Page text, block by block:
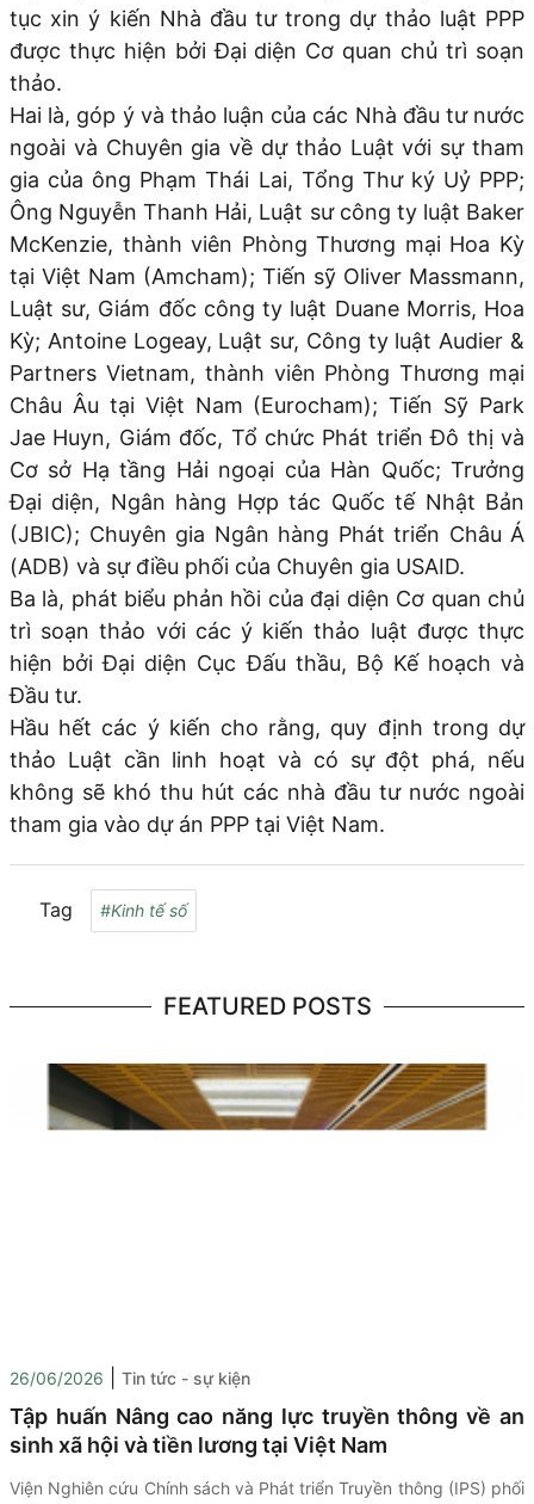
tục xin ý kiến Nhà đầu tư trong dự thảo luật PPP
được thực hiện bởi Đại diện Cơ quan chủ trì soạn
thảo.
Hai là, góp ý và thảo luận của các Nhà đầu tư nước
ngoài và Chuyên gia về dự thảo Luật với sự tham
gia của ông Phạm Thái Lai, Tổng Thư ký Uỷ PPP;
Ông Nguyễn Thanh Hải, Luật sư công ty luật Baker
McKenzie, thành viên Phòng Thương mại Hoa Kỳ
tại Việt Nam (Amcham); Tiến sỹ Oliver Massmann,
Luật sư, Giám đốc công ty luật Duane Morris, Hoa
Kỳ; Antoine Logeay, Luật sư, Công ty luật Audier &
Partners Vietnam, thành viên Phòng Thương mại
Châu Âu tại Việt Nam (Eurocham); Tiến Sỹ Park
Jae Huyn, Giám đốc, Tổ chức Phát triển Đô thị và
Cơ sở Hạ tầng Hải ngoại của Hàn Quốc; Trưởng
Đại diện, Ngân hàng Hợp tác Quốc tế Nhật Bản
(JBIC); Chuyên gia Ngân hàng Phát triển Châu Á
(ADB) và sự điều phối của Chuyên gia USAID.
Ba là, phát biểu phản hồi của đại diện Cơ quan chủ
trì soạn thảo với các ý kiến thảo luật được thực
hiện bởi Đại diện Cục Đấu thầu, Bộ Kế hoạch và
Đầu tư.
Hầu hết các ý kiến cho rằng, quy định trong dự
thảo Luật cần linh hoạt và có sự đột phá, nếu
không sẽ khó thu hút các nhà đầu tư nước ngoài
tham gia vào dự án PPP tại Việt Nam.
Tag #Kinh tế số
FEATURED POSTS
26/06/2026 Tin tức - sự kiện
Tập huấn Nâng cao năng lực truyền thông về an
sinh xã hội và tiền lương tại Việt Nam
Viện Nghiên cứu Chính sách và Phát triển Truyền thông (IPS) phối